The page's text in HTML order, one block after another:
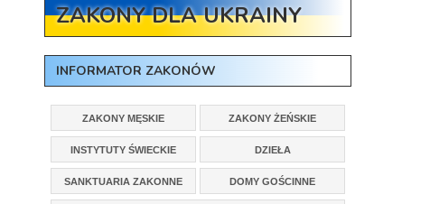
ZAKONY DLA UKRAINY
INFORMATOR ZAKONÓW
ZAKONY MĘSKIE ZAKONY ŻEŃSKIE
INSTYTUTY ŚWIECKIE DZIEŁA
SANKTUARIA ZAKONNE DOMY GOŚCINNE